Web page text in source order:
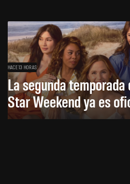
HACE 13 HORAS
La segunda temporada
Star Weekend ya es